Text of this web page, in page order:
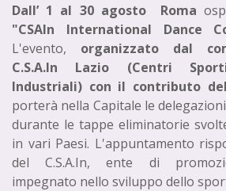
Dall’ 1 al 30 agosto Roma
"CSAIn International Dance
L'evento, organizzato dal
C.S.A.In Lazio (Centri
Industriali) con il contributo
porterà nella Capitale le
durante le tappe eliminatorie
in vari Paesi. L'appuntamento
del C.S.A.In, ente di
impegnato nello sviluppo dello